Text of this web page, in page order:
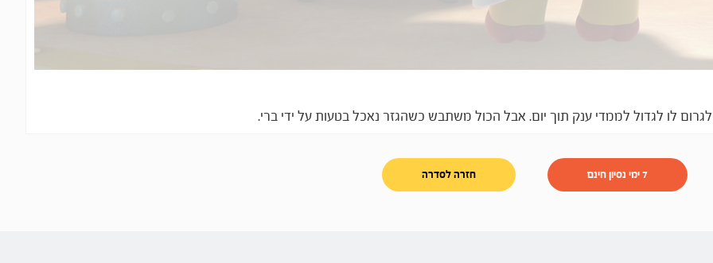
לו לגדול לממדי ענק תוך יום. אבל הכול משתבש כשהגזר נאכל בטעות על ידי ברי.
7 ימי נסיון חינם חזרה לסדרה